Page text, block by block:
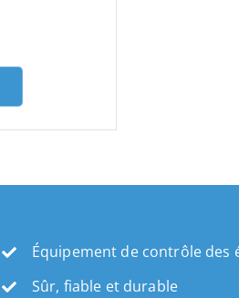
Équipement de contrôle des
Sûr, fiable et durable